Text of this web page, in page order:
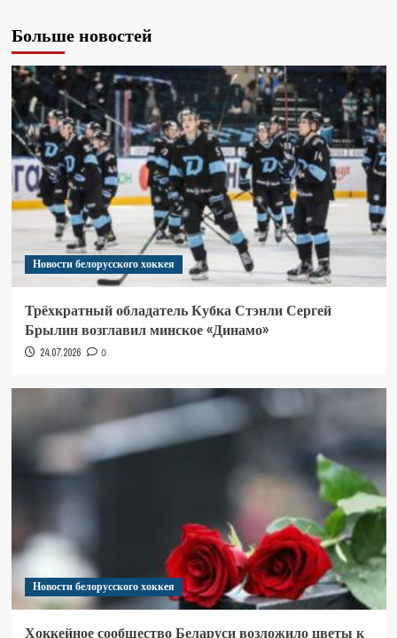
Больше новостей
Новости белорусского хоккея
Трёхкратный обладатель Кубка Стэнли Сергей
Брылин возглавил минское «Динамо»
24.07.2026 0
Новости белорусского хоккея
Хоккейное сообщество Беларуси возложило цветы к